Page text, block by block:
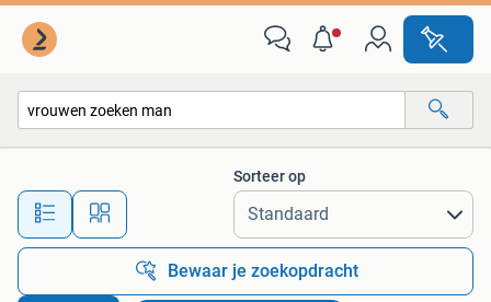
Alle afstanden…
Sorteer op
Bewaar je zoekopdracht